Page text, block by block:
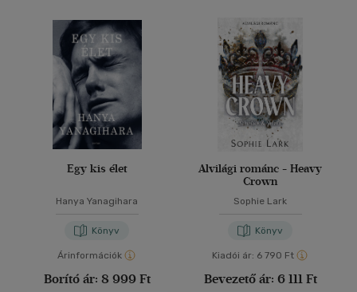
Egy kis élet
Hanya Yanagihara
Könyv
Árinformációk
Borító ár: 8 999 Ft
Alvilági románc - Heavy
Crown
Sophie Lark
Könyv
Kiadói ár: 6 790 Ft
Bevezető ár: 6 111 Ft